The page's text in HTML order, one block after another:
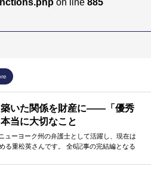
on line 885
築いた関係を財産に——「優秀
当に大切なこと
ューヨーク州の弁護士として活躍し、現在は
る重松英さんです。 全6記事の完結編となる
大切にする重要性、そして、その前提となる